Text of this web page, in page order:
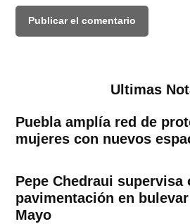
Ultimas
Puebla amplía red de
mujeres con nuevos
Pepe Chedraui supervisa
pavimentación en
Mayo